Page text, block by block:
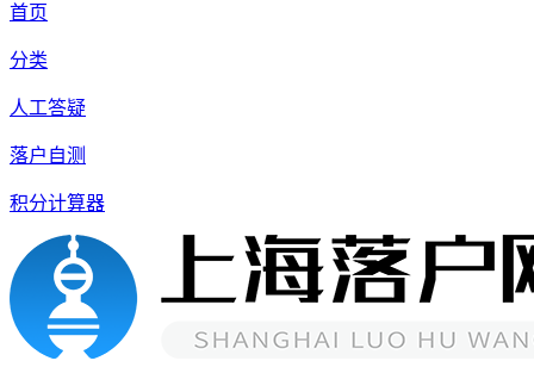
首页
分类
人工答疑
落户自测
积分计算器